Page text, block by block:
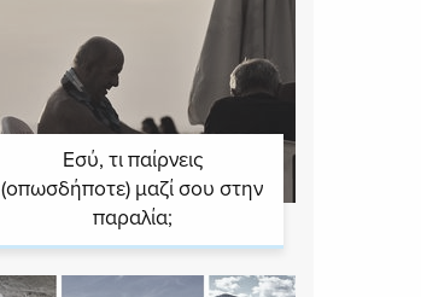
Εσύ, τι παίρνεις
(οπωσδήποτε) μαζί σου στην
παραλία;